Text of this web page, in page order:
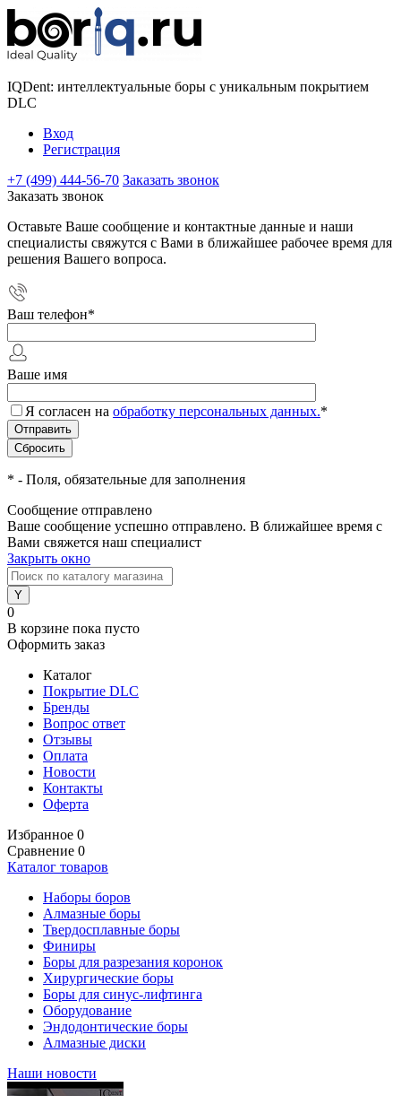
IQDent: интеллектуальные боры с уникальным покрытием
DLC
Вход
Регистрация
+7 (499) 444-56-70 Заказать звонок
Заказать звонок
Оставьте Ваше сообщение и контактные данные и наши
специалисты свяжутся с Вами в ближайшее рабочее время для
решения Вашего вопроса.
Ваш телефон*
Ваше имя
Я согласен на обработку персональных данных.*
* - Поля, обязательные для заполнения
Сообщение отправлено
Ваше сообщение успешно отправлено. В ближайшее время с
Вами свяжется наш специалист
Закрыть окно
0
В корзине пока пусто
Оформить заказ
Каталог
Покрытие DLC
Бренды
Вопрос ответ
Отзывы
Оплата
Новости
Контакты
Оферта
Избранное 0
Сравнение 0
Каталог товаров
Наборы боров
Алмазные боры
Твердосплавные боры
Финиры
Боры для разрезания коронок
Хирургические боры
Боры для синус-лифтинга
Оборудование
Эндодонтические боры
Алмазные диски
Наши новости